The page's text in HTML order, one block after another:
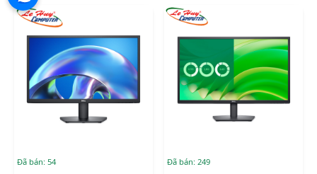
Đã bán: 54 Đã bán: 249